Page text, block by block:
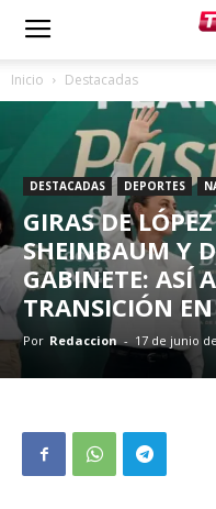
Inicio Destacadas
DESTACADAS DEPORTES
GIRAS DE
SHEINBAUM Y
GABINETE: ASÍ
TRANSICIÓN
Por Redaccion - 17 de junio